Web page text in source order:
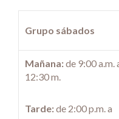
Grupo sábados
Mañana:de 9:00 a.m.
12:30 m.
Tarde:de 2:00 p.m. a